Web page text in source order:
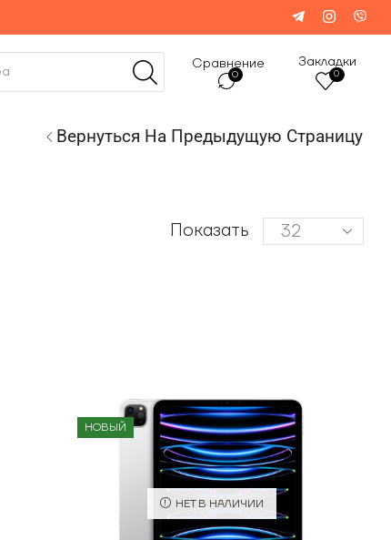
Сравнение
0
Закладки
0
Вернуться На Предыдущую Страницу
Показать
НОВЫЙ
НЕТ В НАЛИЧИИ